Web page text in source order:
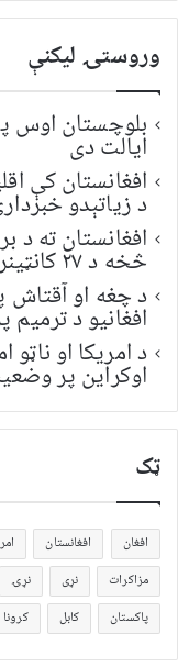
وروستۍ ليکنې
بلوچستان اوس
ایالت دی
د زیاتېدو
افغانستان ته د
څخه د ۲۷ کانټینرونو لېږد پیل شو
افغانیو د ترمیم پروژه ۸۷
د امریکا او ناټو
اوکراین پر
ټک
افغان افغانستان
مزاکرات
نړی نړۍ
پاکستان
کابل کرونا